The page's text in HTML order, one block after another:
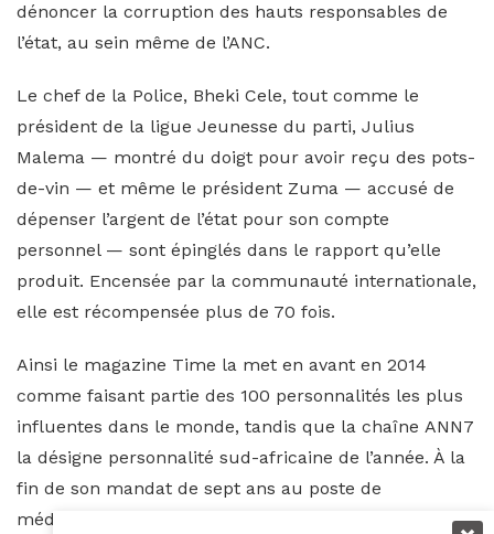
dénoncer la corruption des hauts responsables de
l’état, au sein même de l’ANC.
Le chef de la Police, Bheki Cele, tout comme le
président de la ligue Jeunesse du parti, Julius
Malema — montré du doigt pour avoir reçu des pots-
de-vin — et même le président Zuma — accusé de
dépenser l’argent de l’état pour son compte
personnel — sont épinglés dans le rapport qu’elle
produit. Encensée par la communauté internationale,
elle est récompensée plus de 70 fois.
Ainsi le magazine Time la met en avant en 2014
comme faisant partie des 100 personnalités les plus
influentes dans le monde, tandis que la chaîne ANN7
la désigne personnalité sud-africaine de l’année. À la
fin de son mandat de sept ans au poste de
médiatrice, elle revient à ses premières amours : le